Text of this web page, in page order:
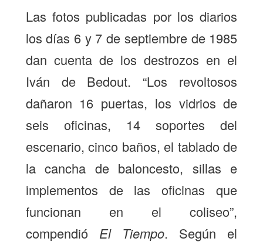
Las fotos publicadas por los diarios
los días 6 y 7 de septiembre de 1985
dan cuenta de los destrozos en el
Iván de Bedout. “Los revoltosos
dañaron 16 puertas, los vidrios de
seis oficinas, 14 soportes del
escenario, cinco baños, el tablado de
la cancha de baloncesto, sillas e
implementos de las oficinas que
funcionan en el coliseo”,
compendió El Tiempo. Según el